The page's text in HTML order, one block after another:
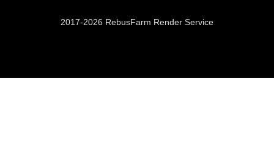
2017-2026 RebusFarm Render Service